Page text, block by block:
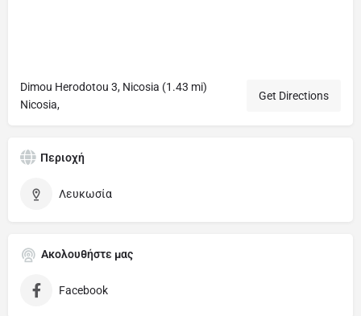
Dimou Herodotou 3, Nicosia (1.43 mi)
Nicosia,
Get Directions
Περιοχή
Λευκωσία
Ακολουθήστε μας
Facebook